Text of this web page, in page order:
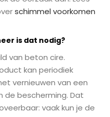
schimmel voorkomen
is dat nodig?
van beton cire.
kan periodiek
vernieuwen van een
de bescherming. Dat
vaak kun je de